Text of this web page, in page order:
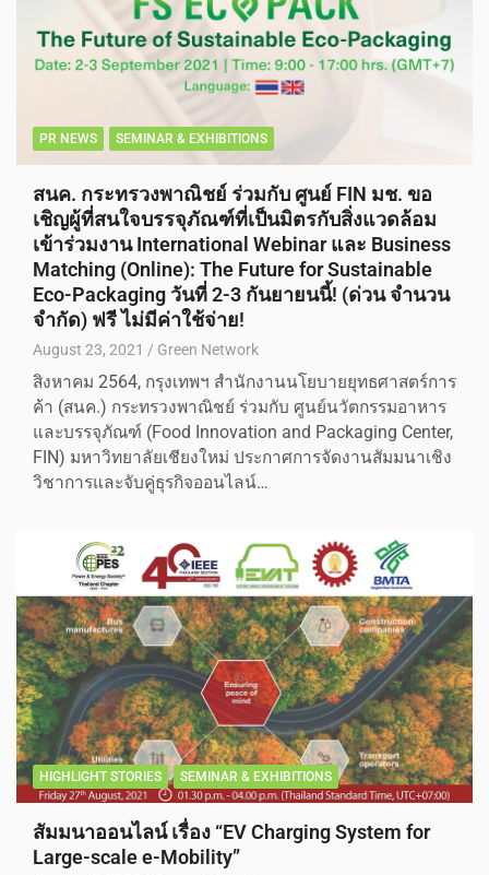
PR NEWS SEMINAR & EXHIBITIONS
สนค. กระทรวงพาณิชย์ ร่วมกับ ศูนย์ FIN มช. ขอ
เชิญผู้ที่สนใจบรรจุภัณฑ์ที่เป็นมิตรกับสิ่งแวดล้อม
เข้าร่วมงาน International Webinar และ Business
Matching (Online): The Future for Sustainable
Eco-Packaging วันที่ 2-3 กันยายนนี้! (ด่วน จำนวน
จำกัด) ฟรี ไม่มีค่าใช้จ่าย!
August 23, 2021 Green Network
สิงหาคม 2564, กรุงเทพฯ สำนักงานนโยบายยุทธศาสตร์การ
ค้า (สนค.) กระทรวงพาณิชย์ ร่วมกับ ศูนย์นวัตกรรมอาหาร
และบรรจุภัณฑ์ (Food Innovation and Packaging Center,
FIN) มหาวิทยาลัยเชียงใหม่ ประกาศการจัดงานสัมมนาเชิง
วิชาการและจับคู่ธุรกิจออนไลน์…
HIGHLIGHT STORIES SEMINAR & EXHIBITIONS
สัมมนาออนไลน์ เรื่อง “EV Charging System for
Large-scale e-Mobility”